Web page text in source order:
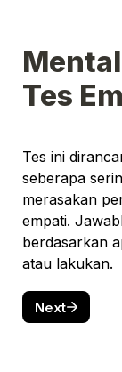
Tes
Tes ini
seberapa
merasakan
empati.
berdasarkan
atau lakukan.
Next